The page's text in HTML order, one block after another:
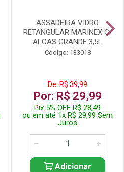
ASSADEIRA VIDRO
RETANGULAR MARINEX C/
ALCAS GRANDE 3,5L
Código: 133018
De: R$ 39,99
Por: R$ 29,99
Pix 5% OFF R$ 28,49
ou em até 1x R$ 29,99 Sem
Juros
Adicionar